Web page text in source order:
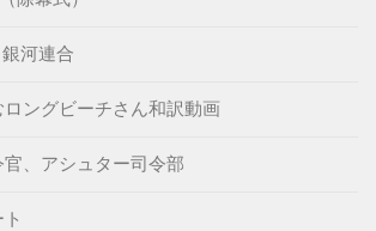
河連合
ングビーチさん和訳動画
、アシュター司令部